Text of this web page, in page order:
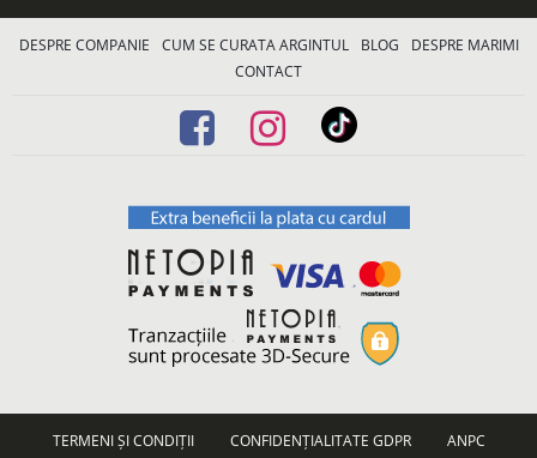
DESPRE COMPANIE CUM SE CURATA ARGINTUL BLOG
DESPRE MARIMI
CONTACT
TERMENI ȘI CONDIȚII CONFIDENȚIALITATE GDPR
ANPC